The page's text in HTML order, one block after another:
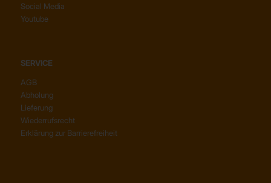
Social Media
Youtube
SERVICE
AGB
Abholung
Lieferung
Wiederrufsrecht
Erklärung zur Barrierefreiheit